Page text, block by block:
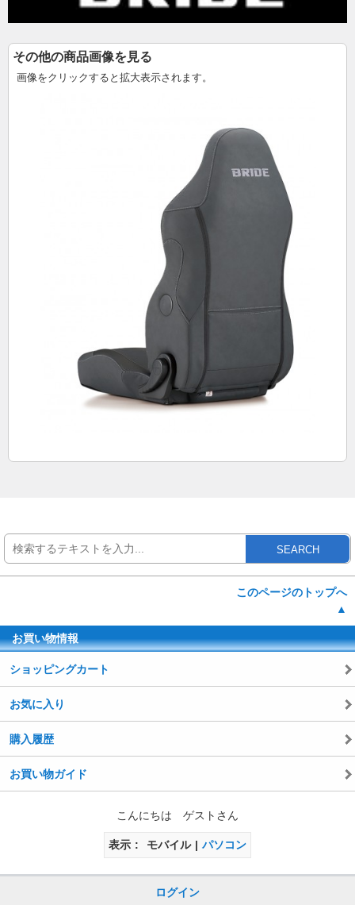
その他の商品画像を見る
画像をクリックすると拡大表示されます。
SEARCH
このページのトップへ
▲
お買い物情報
ショッピングカート
お気に入り
購入履歴
お買い物ガイド
こんにちは ゲストさん
表示 モバイル パソコン
ログイン